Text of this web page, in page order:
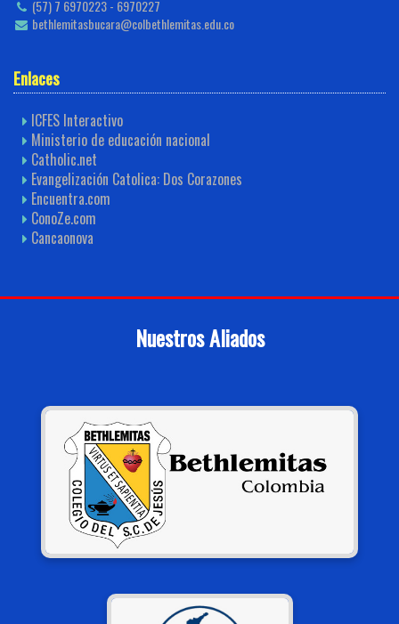
(57) 7 6970223 - 6970227
bethlemitasbucara@colbethlemitas.edu.co
Enlaces
ICFES Interactivo
Ministerio de educación nacional
Catholic.net
Evangelización Catolica: Dos Corazones
Encuentra.com
ConoZe.com
Cancaonova
Nuestros Aliados